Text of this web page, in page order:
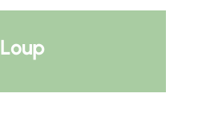
Loup